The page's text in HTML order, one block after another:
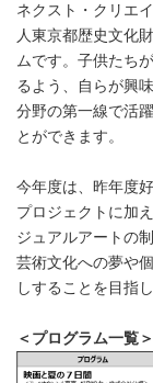
ネクスト・クリエ
人東京都歴史文化
ムです。子供たち
るよう、自らが興
分野の第一線で活
とができます。
今年度は、昨年度
プロジェクトに加
ジュアルアートの
芸術文化への夢や
しすることを目指し
＜プログラム一覧＞